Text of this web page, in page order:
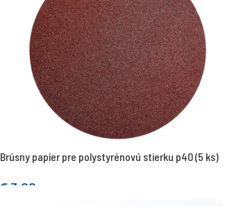
Brúsny papier pre polystyrénovú stierku p40 (5 ks)
€ 7,00